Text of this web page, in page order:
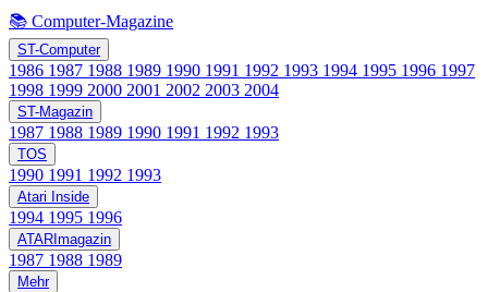
📚 Computer-Magazine
ST-Computer
1986 1987 1988 1989 1990 1991 1992 1993 1994 1995 1996 1997
1998 1999 2000 2001 2002 2003 2004
ST-Magazin
1987 1988 1989 1990 1991 1992 1993
TOS
1990 1991 1992 1993
Atari Inside
1994 1995 1996
ATARImagazin
1987 1988 1989
Mehr